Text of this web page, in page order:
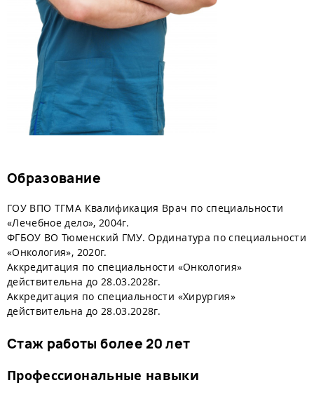
Образование
ГОУ ВПО ТГМА Квалификация Врач по специальности
«Лечебное дело», 2004г.
ФГБОУ ВО Тюменский ГМУ. Ординатура по специальности
«Онкология», 2020г.
Аккредитация по специальности «Онкология»
действительна до 28.03.2028г.
​Аккредитация по специальности «Хирургия»
действительна до 28.03.2028г.
Стаж работы более 20 лет
Профессиональные навыки